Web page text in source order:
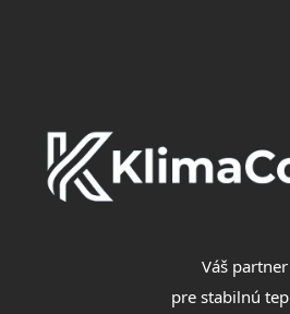
Váš partner
pre stabilnú